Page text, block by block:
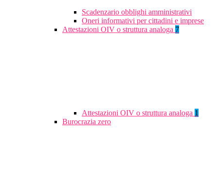
Scadenzario obblighi amministrativi
Oneri informativi per cittadini e imprese
Attestazioni OIV o struttura analoga 7
Attestazioni OIV o struttura analoga 1
Burocrazia zero